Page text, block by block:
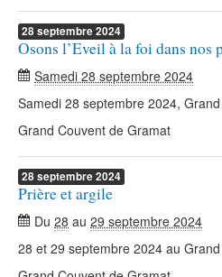
28septembre2024
Osons l’Eveil à la foi dans nos
Samedi 28 septembre 2024
Samedi 28 septembre 2024,
Grand Couvent de Gramat
28septembre2024
Prière et argile
Du 28 au 29 septembre 2024
28 et 29 septembre 2024 au